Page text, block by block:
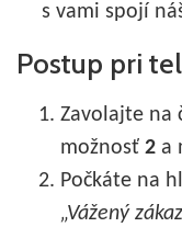
s vami spojí
Postup pri
Zavolajte na
možnosť 2 a
Počkáte na
„Vážený